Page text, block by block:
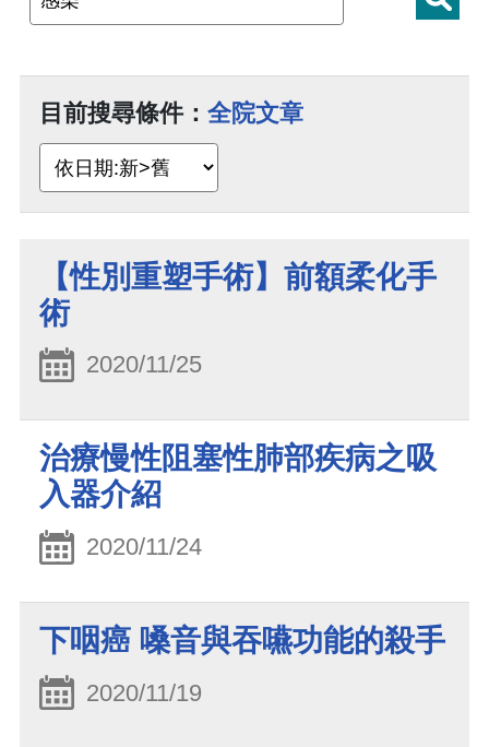
目前搜尋條件： 全院文章
【性別重塑手術】前額柔化手
術
2020/11/25
治療慢性阻塞性肺部疾病之吸
入器介紹
2020/11/24
下咽癌 嗓音與吞嚥功能的殺手
2020/11/19